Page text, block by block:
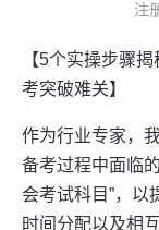
注
【5个实操步骤
考突破难关】
作为行业专家，
备考过程中面临
会考试科目”，以
时间分配以及相